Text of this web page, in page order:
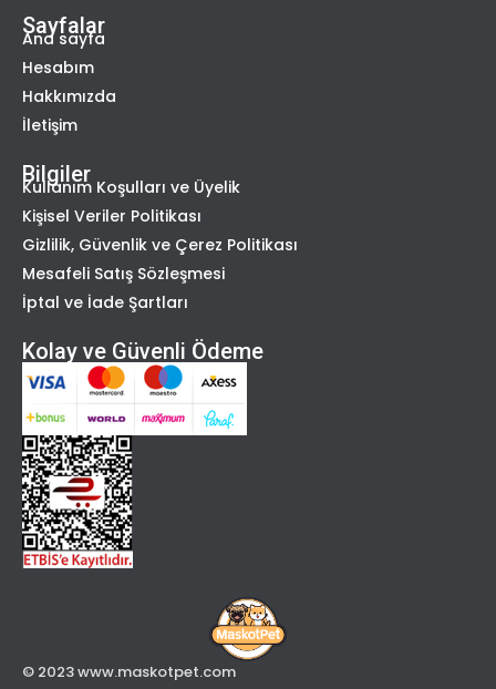
Sayfalar
Ana sayfa
Hesabım
Hakkımızda
İletişim
Bilgiler
Kullanım Koşulları ve Üyelik
Kişisel Veriler Politikası
Gizlilik, Güvenlik ve Çerez Politikası
Mesafeli Satış Sözleşmesi
İptal ve İade Şartları
Kolay ve Güvenli Ödeme
© 2023 www.maskotpet.com